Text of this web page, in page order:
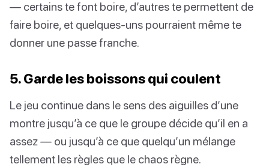
— certains te font boire, d’autres te permettent de
faire boire, et quelques-uns pourraient même te
donner une passe franche.
5. Garde les boissons qui coulent
Le jeu continue dans le sens des aiguilles d’une
montre jusqu’à ce que le groupe décide qu’il en a
assez — ou jusqu’à ce que quelqu’un mélange
tellement les règles que le chaos règne.